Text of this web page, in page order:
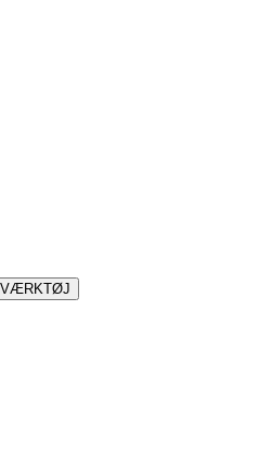
VÆRKTØJ